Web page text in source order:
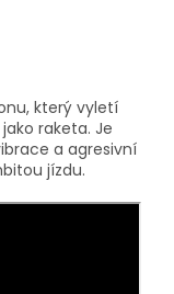
který vyletí
raketa. Je
a agresivní
jízdu.